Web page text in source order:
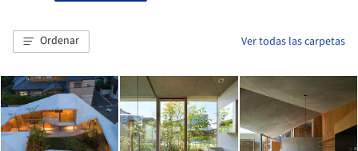
Ordenar Ver todas las carpetas